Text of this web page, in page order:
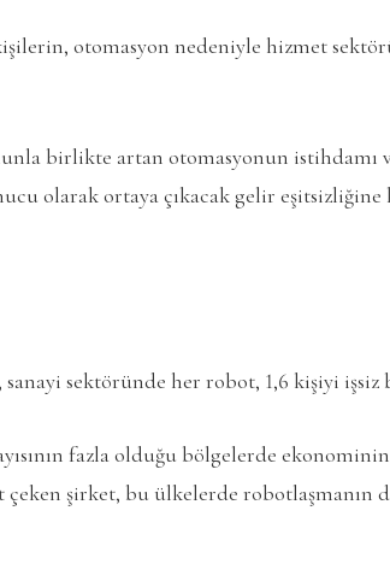
otomasyon nedeniyle hizmet
birlikte artan otomasyonun istihdamı
olarak ortaya çıkacak gelir eşitsizliğine
sektöründe her robot, 1,6 kişiyi işsiz
fazla olduğu bölgelerde
şirket, bu ülkelerde robotlaşmanın